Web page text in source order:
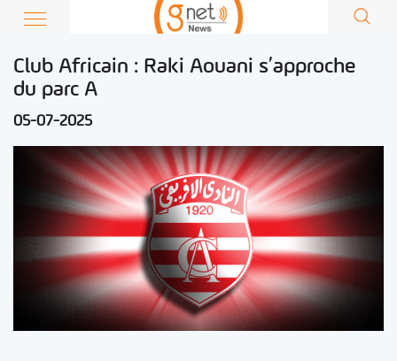
Club Africain : Raki Aouani s’approche
du parc A
05-07-2025